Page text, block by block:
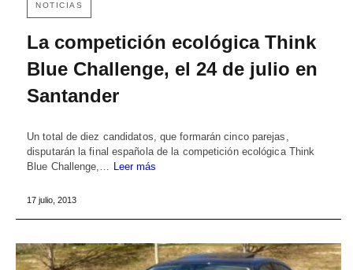
NOTICIAS
La competición ecológica Think
Blue Challenge, el 24 de julio en
Santander
Un total de diez candidatos, que formarán cinco parejas,
disputarán la final española de la competición ecológica Think
Blue Challenge,… Leer más
17 julio, 2013